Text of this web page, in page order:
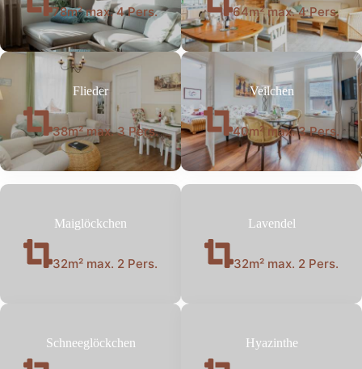
78m² max. 4 Pers. 64m² max. 4 Pers.
Flieder
38m² max. 3 Pers.
Veilchen
40m² max. 3 Pers.
Maiglöckchen
32m² max. 2 Pers.
Lavendel
32m² max. 2 Pers.
Schneeglöckchen Hyazinthe